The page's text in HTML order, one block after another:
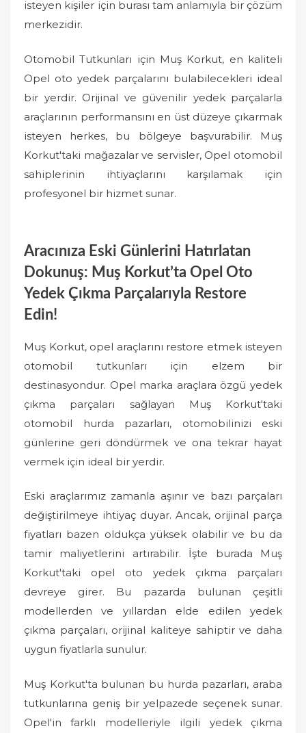
isteyen kişiler için burası tam anlamıyla bir çözüm
merkezidir.
Otomobil Tutkunları için Muş Korkut, en kaliteli
Opel oto yedek parçalarını bulabilecekleri ideal
bir yerdir. Orijinal ve güvenilir yedek parçalarla
araçlarının performansını en üst düzeye çıkarmak
isteyen herkes, bu bölgeye başvurabilir. Muş
Korkut'taki mağazalar ve servisler, Opel otomobil
sahiplerinin ihtiyaçlarını karşılamak için
profesyonel bir hizmet sunar.
Aracınıza Eski Günlerini Hatırlatan
Dokunuş: Muş Korkut’ta Opel Oto
Yedek Çıkma Parçalarıyla Restore
Edin!
Muş Korkut, opel araçlarını restore etmek isteyen
otomobil tutkunları için elzem bir
destinasyondur. Opel marka araçlara özgü yedek
çıkma parçaları sağlayan Muş Korkut'taki
otomobil hurda pazarları, otomobilinizi eski
günlerine geri döndürmek ve ona tekrar hayat
vermek için ideal bir yerdir.
Eski araçlarımız zamanla aşınır ve bazı parçaları
değiştirilmeye ihtiyaç duyar. Ancak, orijinal parça
fiyatları bazen oldukça yüksek olabilir ve bu da
tamir maliyetlerini artırabilir. İşte burada Muş
Korkut'taki opel oto yedek çıkma parçaları
devreye girer. Bu pazarda bulunan çeşitli
modellerden ve yıllardan elde edilen yedek
çıkma parçaları, orijinal kaliteye sahiptir ve daha
uygun fiyatlarla sunulur.
Muş Korkut'ta bulunan bu hurda pazarları, araba
tutkunlarına geniş bir yelpazede seçenek sunar.
Opel'in farklı modelleriyle ilgili yedek çıkma